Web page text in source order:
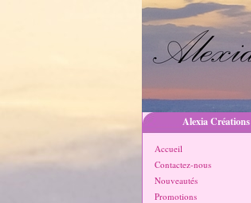
Alexia Créations
Accueil
Contactez-nous
Nouveautés
Promotions